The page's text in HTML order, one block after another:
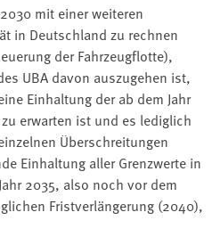
mit einer weiteren
in Deutschland zu rechnen
der Fahrzeugflotte),
UBA davon auszugehen ist,
Einhaltung der ab dem Jahr
erwarten ist und es lediglich
Überschreitungen
Einhaltung aller Grenzwerte in
2035, also noch vor dem
Fristverlängerung (2040),